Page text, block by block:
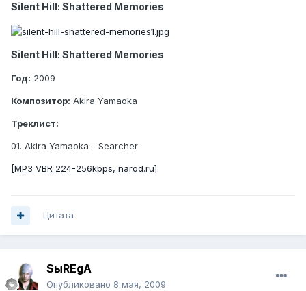
Silent Hill: Shattered Memories
Silent Hill: Shattered Memories
Год: 2009
Композитор: Akira Yamaoka
Треклист:
01. Akira Yamaoka - Searcher
[MP3 VBR 224-256kbps, narod.ru].
Цитата
SыREgA
Опубликовано 8 мая, 2009